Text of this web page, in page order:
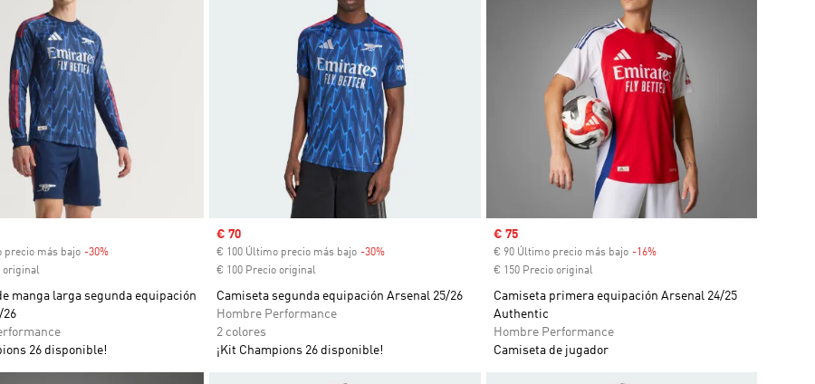
precio más bajo -30%Descuento
original
manga larga segunda equipación
26
26 disponible!
Precio de venta
€ 70
€ 100 Último precio más bajo -30%
€ 100 Precio original
Camiseta segunda equipación Arsenal 25/26
Hombre Performance
2 colores
¡Kit Champions 26 disponible!
Precio de venta
€ 75
€ 90 Último precio más bajo -16%Descuento
€ 150 Precio original
Camiseta primera equipación Arsenal 24/25
Authentic
Hombre Performance
Camiseta de jugador